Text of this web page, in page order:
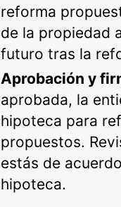
reforma
de la propiedad
futuro tras la
Aprobación y
aprobada, la
hipoteca para
propuestos.
estás de
hipoteca.